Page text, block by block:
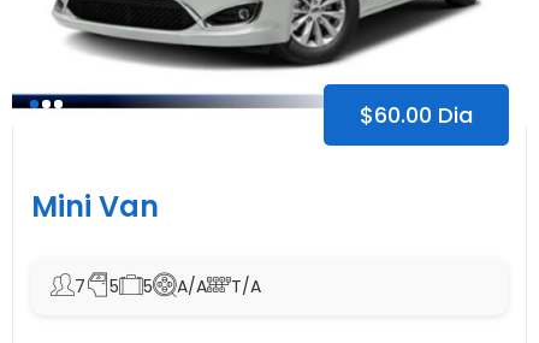
$60.00 Dia
Mini Van
7 5 5 A/A T/A